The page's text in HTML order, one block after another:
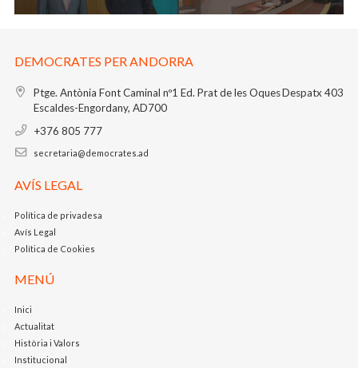
DEMOCRATES PER ANDORRA
Ptge. Antònia Font Caminal nº1 Ed. Prat de les OquesDespatx 403
Escaldes-Engordany, AD700
+376 805 777
secretaria@democrates.ad
AVÍS LEGAL
Política de privadesa
Avís Legal
Política de Cookies
MENÚ
Inici
Actualitat
Història i Valors
Institucional